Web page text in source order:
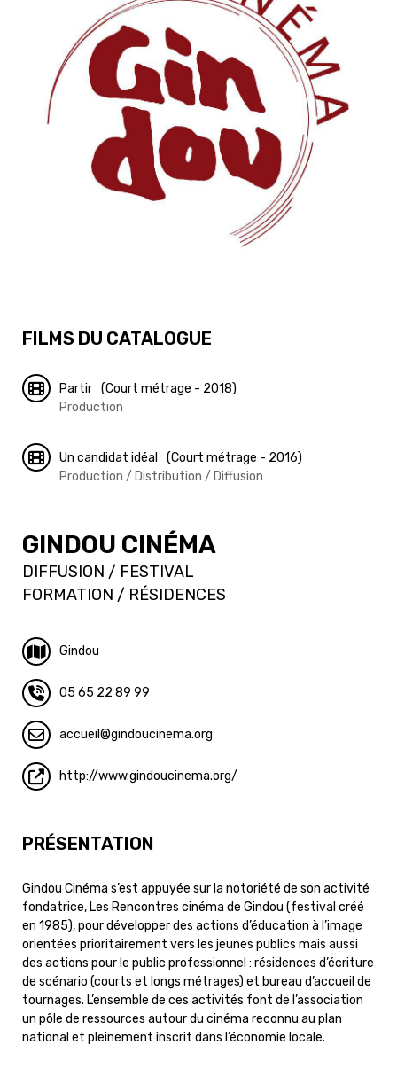
FILMS DU CATALOGUE
Partir (Court métrage - 2018)
Production
Un candidat idéal
(Court métrage - 2016)
Production / Distribution / Diffusion
GINDOU CINÉMA
DIFFUSION / FESTIVAL
FORMATION / RÉSIDENCES
Gindou
05 65 22 89 99
accueil gindoucinema.org
http://www.gindoucinema.org/
PRÉSENTATION
Gindou Cinéma s’est appuyée sur la notoriété de son activité
fondatrice, Les Rencontres cinéma de Gindou (festival créé
en 1985), pour développer des actions d’éducation à l’image
orientées prioritairement vers les jeunes publics mais aussi
des actions pour le public professionnel : résidences d’écriture
de scénario (courts et longs métrages) et bureau d’accueil de
tournages. L’ensemble de ces activités font de l’association
un pôle de ressources autour du cinéma reconnu au plan
national et pleinement inscrit dans l’économie locale.